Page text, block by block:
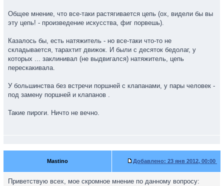
Общее мнение, что все-таки растягивается цепь (ох, видели бы вы
эту цепь! - произведение искусства, фиг порвешь).
Казалось бы, есть натяжитель - но все-таки что-то не
складывается, тарахтит движок. И были с десяток бедолаг, у
которых ... заклинивал (не выдвигался) натяжитель, цепь
перескакивала.
У большинства без встречи поршней с клапанами, у пары человек -
под замену поршней и клапанов .
Такие пироги. Ничто не вечно.
Mastino Добавлено: 23 янв 2012, 00:00
Приветствую всех, мое скромное мнение по данному вопросу: